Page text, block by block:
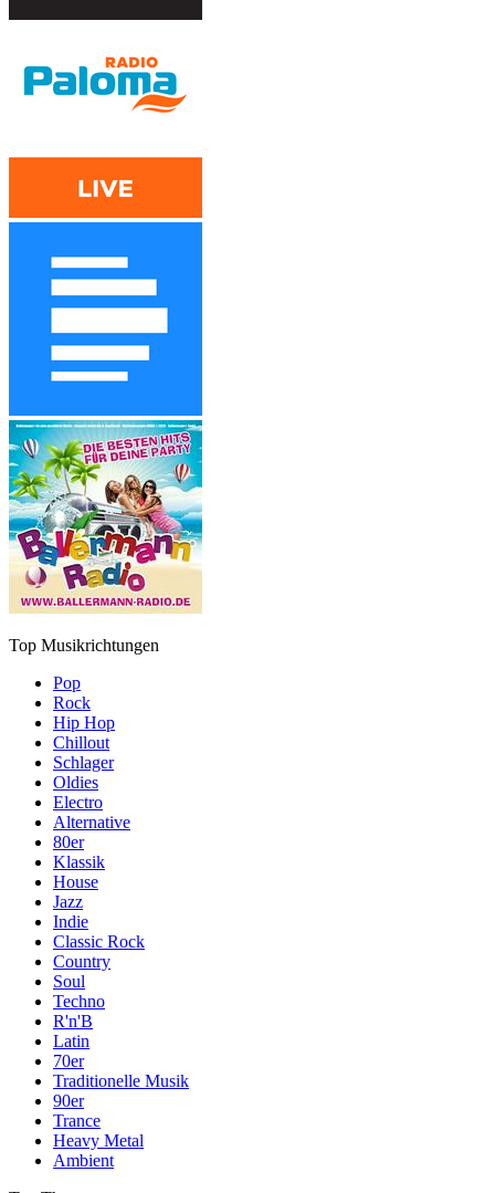
Top Musikrichtungen
Pop
Rock
Hip Hop
Chillout
Schlager
Oldies
Electro
Alternative
80er
Klassik
House
Jazz
Indie
Classic Rock
Country
Soul
Techno
R'n'B
Latin
70er
Traditionelle Musik
90er
Trance
Heavy Metal
Ambient